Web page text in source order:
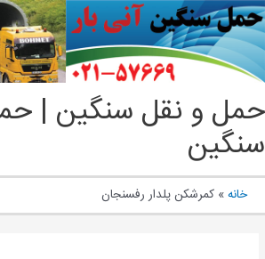
حمل و نقل سنگین |
سنگین
خانه کمرشکن پلدار رفسنجان